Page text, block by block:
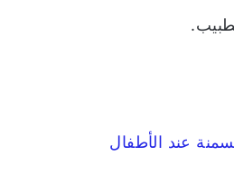
عند الأطفال